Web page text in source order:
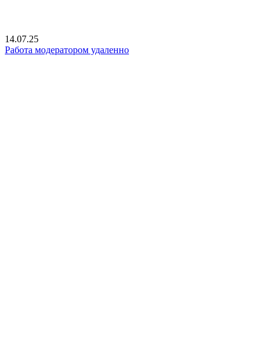
14.07.25
Работа модератором удаленно